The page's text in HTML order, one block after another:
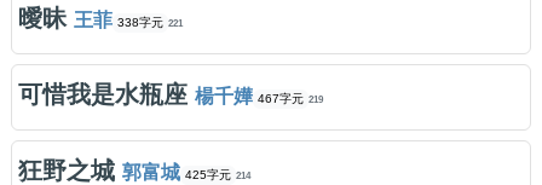
曖昧 王菲 338字元 221
可惜我是水瓶座 楊千嬅 467字元 219
狂野之城 郭富城 425字元 214